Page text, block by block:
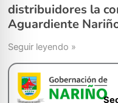
distribuidores la
Aguardiente
Seguir leyendo »